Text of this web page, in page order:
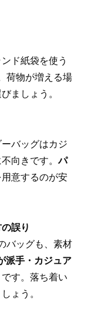
ド紙袋を使う
荷物が増える場
ましょう。
バッグはカジ
向きです。パ
用意するのが安
誤り
バッグも、素材
派手・カジュア
す。落ち着い
ょう。